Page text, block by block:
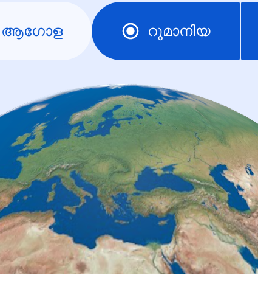
ആഗോള റുമാനിയ